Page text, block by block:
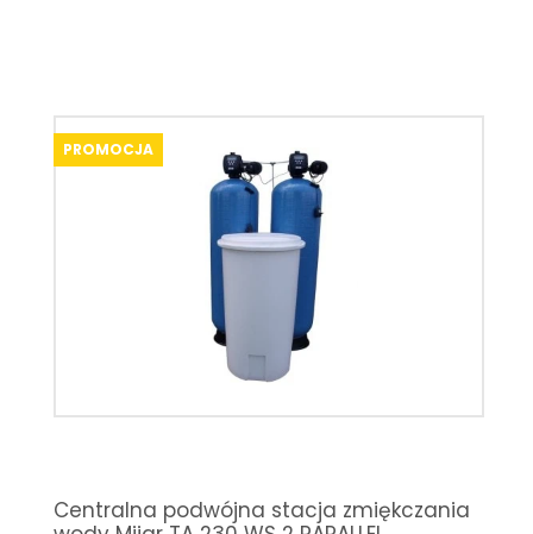
PROMOCJA
Centralna podwójna stacja zmiękczania